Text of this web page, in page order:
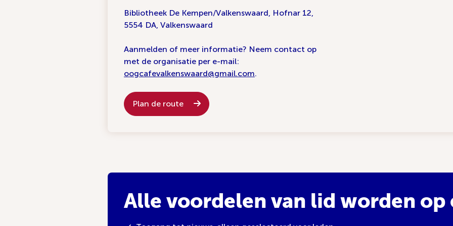
Bibliotheek De Kempen/Valkenswaard, Hofnar 12,
5554 DA, Valkenswaard
Aanmelden of meer informatie? Neem contact op
met de organisatie per e-mail:
oogcafevalkenswaard@gmail.com.
Plan de route
Alle voordelen van lid worden